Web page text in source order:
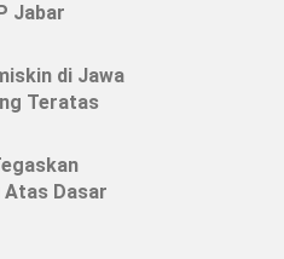
Jabar
di Jawa
Teratas
Atas Dasar